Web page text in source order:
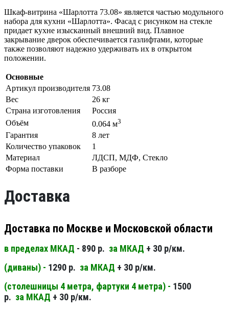
Шкаф-витрина «Шарлотта 73.08» является частью модульного
набора для кухни «Шарлотта». Фасад с рисунком на стекле
придает кухне изысканный внешний вид. Плавное
закрывание дверок обеспечивается газлифтами, которые
также позволяют надежно удерживать их в открытом
положении.
Основные
Артикул производителя 73.08
Вес
26 кг
Страна изготовления
Россия
Объём
0.064 м3
Гарантия
8 лет
Количество упаковок
1
Материал
ЛДСП, МДФ, Стекло
Форма поставки
В разборе
Доставка
Доставка по Москве и Московской области
в пределах МКАД - 890 р. за МКАД + 30 р/км.
(диваны) - 1290 р. за МКАД + 30 р/км.
(столешницы 4 метра, фартуки 4 метра) - 1500
р. за МКАД + 30 р/км.